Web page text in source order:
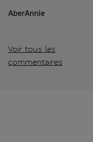
AberAnnie
Voir tous les
commentaires